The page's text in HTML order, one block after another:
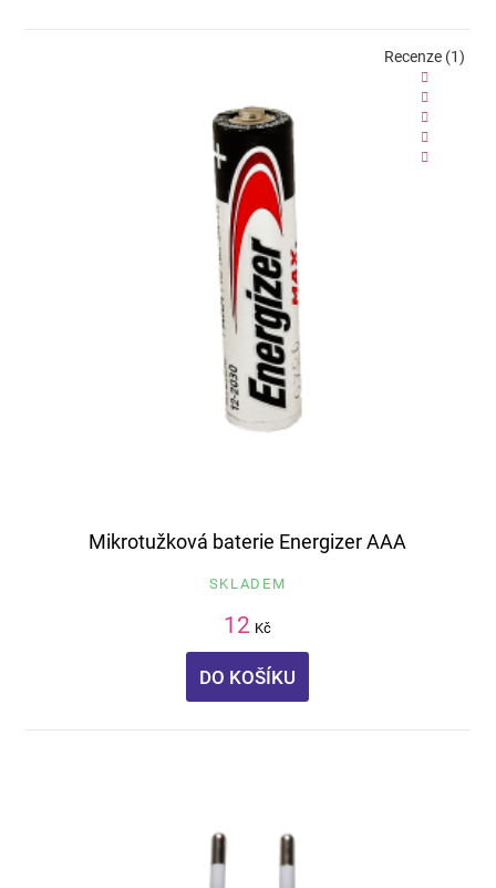
Mikrotužková baterie Energizer AAA
SKLADEM
12 Kč
DO KOŠÍKU
Recenze (1)